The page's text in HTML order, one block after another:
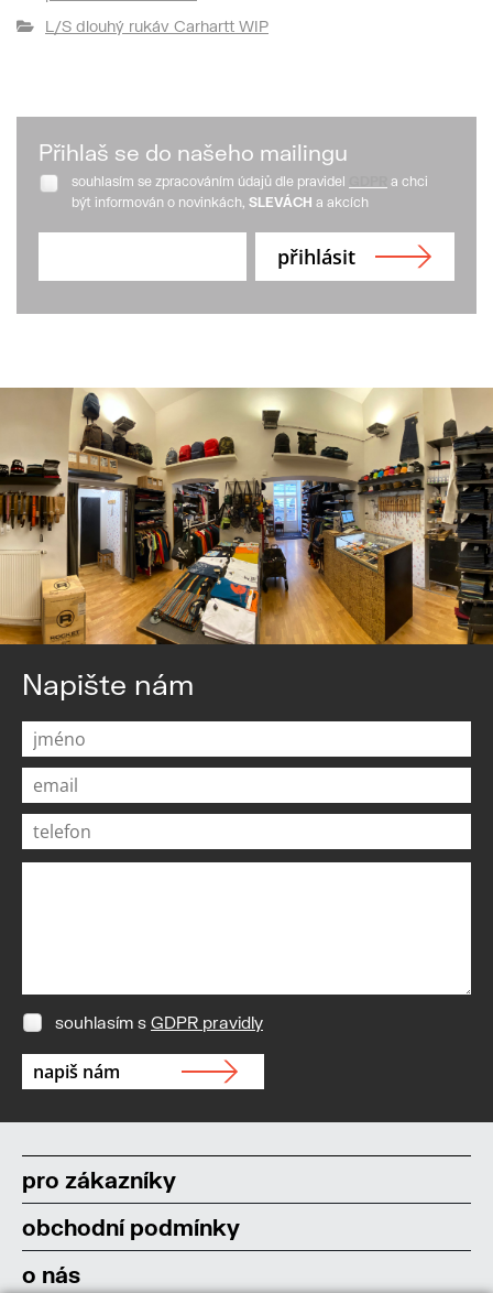
L/S dlouhý rukáv Carhartt WIP
Přihlaš se do našeho mailingu
souhlasím se zpracováním údajů dle pravidel
a chci
být informován o novinkách, SLEVÁCH a akcích
Napište nám
souhlasím s GDPR pravidly
pro zákazníky
obchodní podmínky
o nás